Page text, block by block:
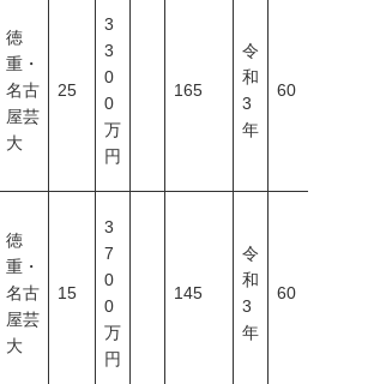
徳
重・
名古
屋芸
大
25
3
3
0
0
万
円
165
令
和
3
年
60
徳
重・
名古
屋芸
大
15
3
7
0
0
万
円
145
令
和
3
年
60